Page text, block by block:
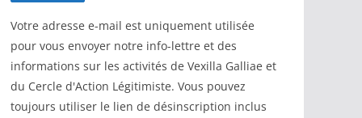
Votre adresse e-mail est uniquement utilisée
pour vous envoyer notre info-lettre et des
informations sur les activités de Vexilla Galliae et
du Cercle d'Action Légitimiste. Vous pouvez
toujours utiliser le lien de désinscription inclus